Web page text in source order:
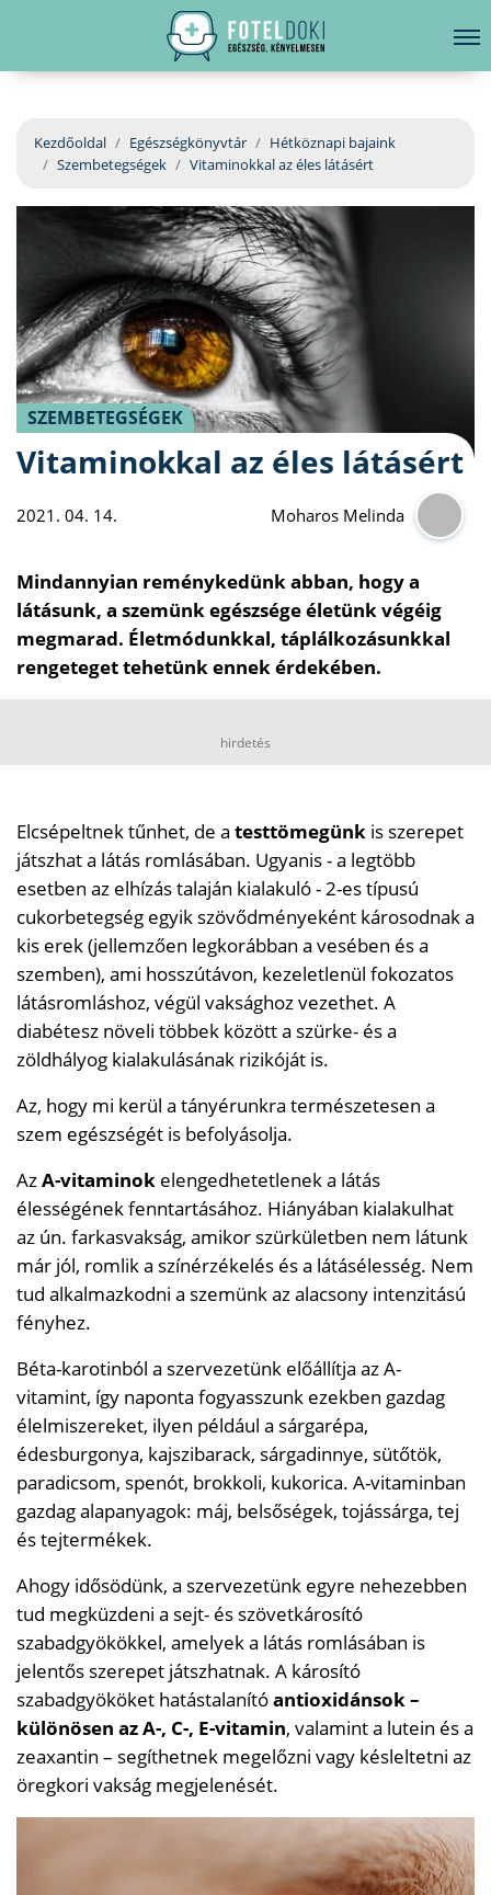
EGÉSZSÉGKÖNYVTÁR
BETEGSÉGKALAUZ
ÜGYELETKERESŐ
ORVOS VÁLASZOL
ORVOSKERESŐ
hirdetés
Kezdőoldal Egészségkönyvtár
Hétköznapi bajaink
Szembetegségek
Vitaminokkal az éles látásért
SZEMBETEGSÉGEK
Vitaminokkal az éles látásért
2021. 04. 14. Moharos Melinda
Mindannyian reménykedünk abban, hogy a
látásunk, a szemünk egészsége életünk végéig
megmarad. Életmódunkkal, táplálkozásunkkal
rengeteget tehetünk ennek érdekében.
hirdetés
Elcsépeltnek tűnhet, de a testtömegünk is szerepet
játszhat a látás romlásában. Ugyanis - a legtöbb
esetben az elhízás talaján kialakuló - 2-es típusú
cukorbetegség egyik szövődményeként károsodnak a
kis erek (jellemzően legkorábban a vesében és a
szemben), ami hosszútávon, kezeletlenül fokozatos
látásromláshoz, végül vaksághoz vezethet. A
diabétesz növeli többek között a szürke- és a
zöldhályog kialakulásának rizikóját is.
Az, hogy mi kerül a tányérunkra természetesen a
szem egészségét is befolyásolja.
AzA-vitaminok elengedhetetlenek a látás
élességének fenntartásához. Hiányában kialakulhat
az ún. farkasvakság, amikor szürkületben nem látunk
már jól, romlik a színérzékelés és a látásélesség. Nem
tud alkalmazkodni a szemünk az alacsony intenzitású
fényhez.
Béta-karotinból a szervezetünk előállítja az A-
vitamint, így naponta fogyasszunk ezekben gazdag
élelmiszereket, ilyen például a sárgarépa,
édesburgonya, kajszibarack, sárgadinnye, sütőtök,
paradicsom, spenót, brokkoli, kukorica. A-vitaminban
gazdag alapanyagok: máj, belsőségek, tojássárga, tej
és tejtermékek.
Ahogy idősödünk, a szervezetünk egyre nehezebben
tud megküzdeni a sejt- és szövetkárosító
szabadgyökökkel, amelyek a látás romlásában is
jelentős szerepet játszhatnak. A károsító
szabadgyököket hatástalanítóantioxidánsok –
különösen az A-, C-, E-vitamin, valamint a lutein és a
zeaxantin – segíthetnek megelőzni vagy késleltetni az
öregkori vakság megjelenését.